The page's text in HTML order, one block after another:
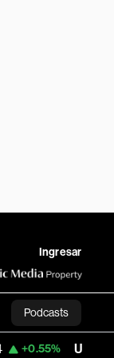
Ingresar
Podcasts
USD COP 3,175.95